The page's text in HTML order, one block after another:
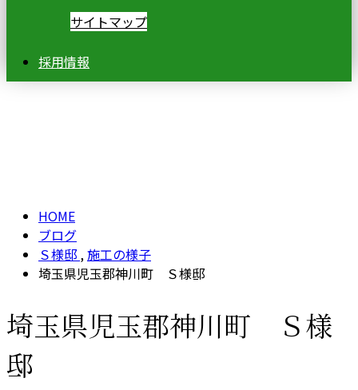
サイトマップ
採用情報
HOME
ブログ
Ｓ様邸 ,施工の様子
埼玉県児玉郡神川町 Ｓ様邸
埼玉県児玉郡神川町 Ｓ様
邸